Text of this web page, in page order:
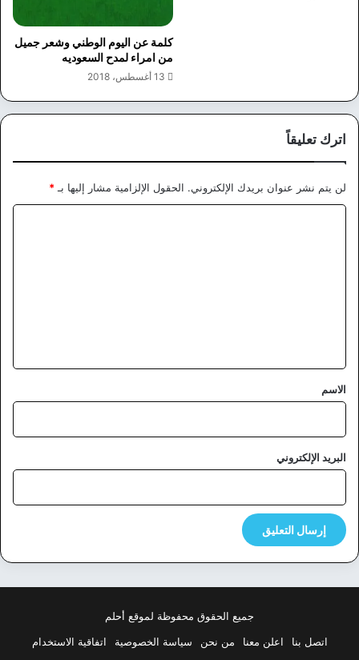
كلمة عن اليوم الوطني وشعر جميل
من امراء لمدح السعوديه
13 أغسطس، 2018
اترك تعليقاً
لن يتم نشر عنوان بريدك الإلكتروني. الحقول الإلزامية مشار إليها بـ*
*
الاسم
البريد الإلكتروني
جميع الحقوق محفوظة لموقع أحلم
اتصل بنا
اعلن معنا من نحن سياسة الخصوصية اتفاقية الاستخدام